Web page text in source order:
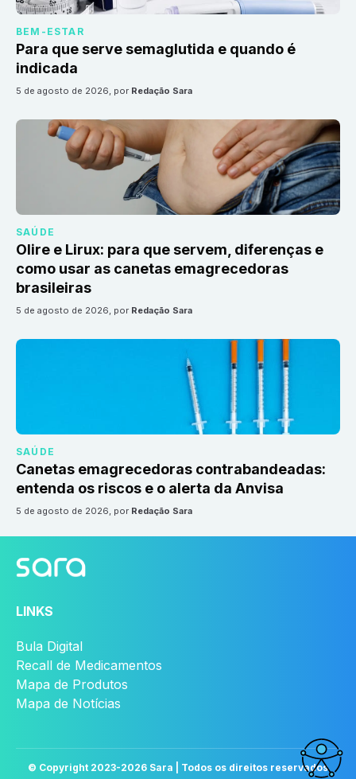
BEM-ESTAR
Para que serve semaglutida e quando é
indicada
5 de agosto de 2026, por Redação Sara
SAÚDE
Olire e Lirux: para que servem, diferenças e
como usar as canetas emagrecedoras
brasileiras
5 de agosto de 2026, por Redação Sara
SAÚDE
Canetas emagrecedoras contrabandeadas:
entenda os riscos e o alerta da Anvisa
5 de agosto de 2026, por Redação Sara
LINKS
Bula Digital
Recall de Medicamentos
Mapa de Produtos
Mapa de Notícias
© Copyright 2023-2026 Sara | Todos os direitos reservados